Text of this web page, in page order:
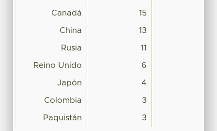
Canadá 15
China 13
Rusia 11
Reino Unido 6
Japón 4
Colombia 3
Paquistán 3